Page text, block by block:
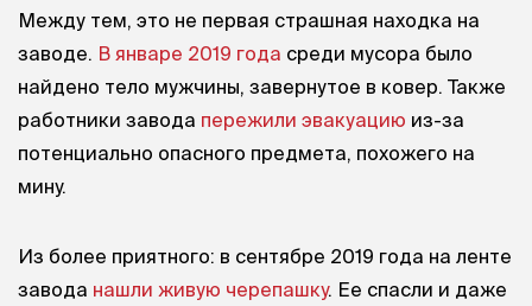
Между тем, это не первая страшная находка на
заводе. В январе 2019 года среди мусора было
найдено тело мужчины, завернутое в ковер. Также
работники завода пережили эвакуацию из-за
потенциально опасного предмета, похожего на
мину.
Из более приятного: в сентябре 2019 года на ленте
завода нашли живую черепашку. Ее спасли и даже